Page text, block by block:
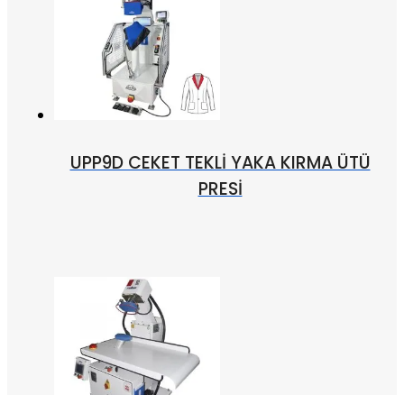
UPP9D CEKET TEKLİ YAKA KIRMA ÜTÜ
PRESİ